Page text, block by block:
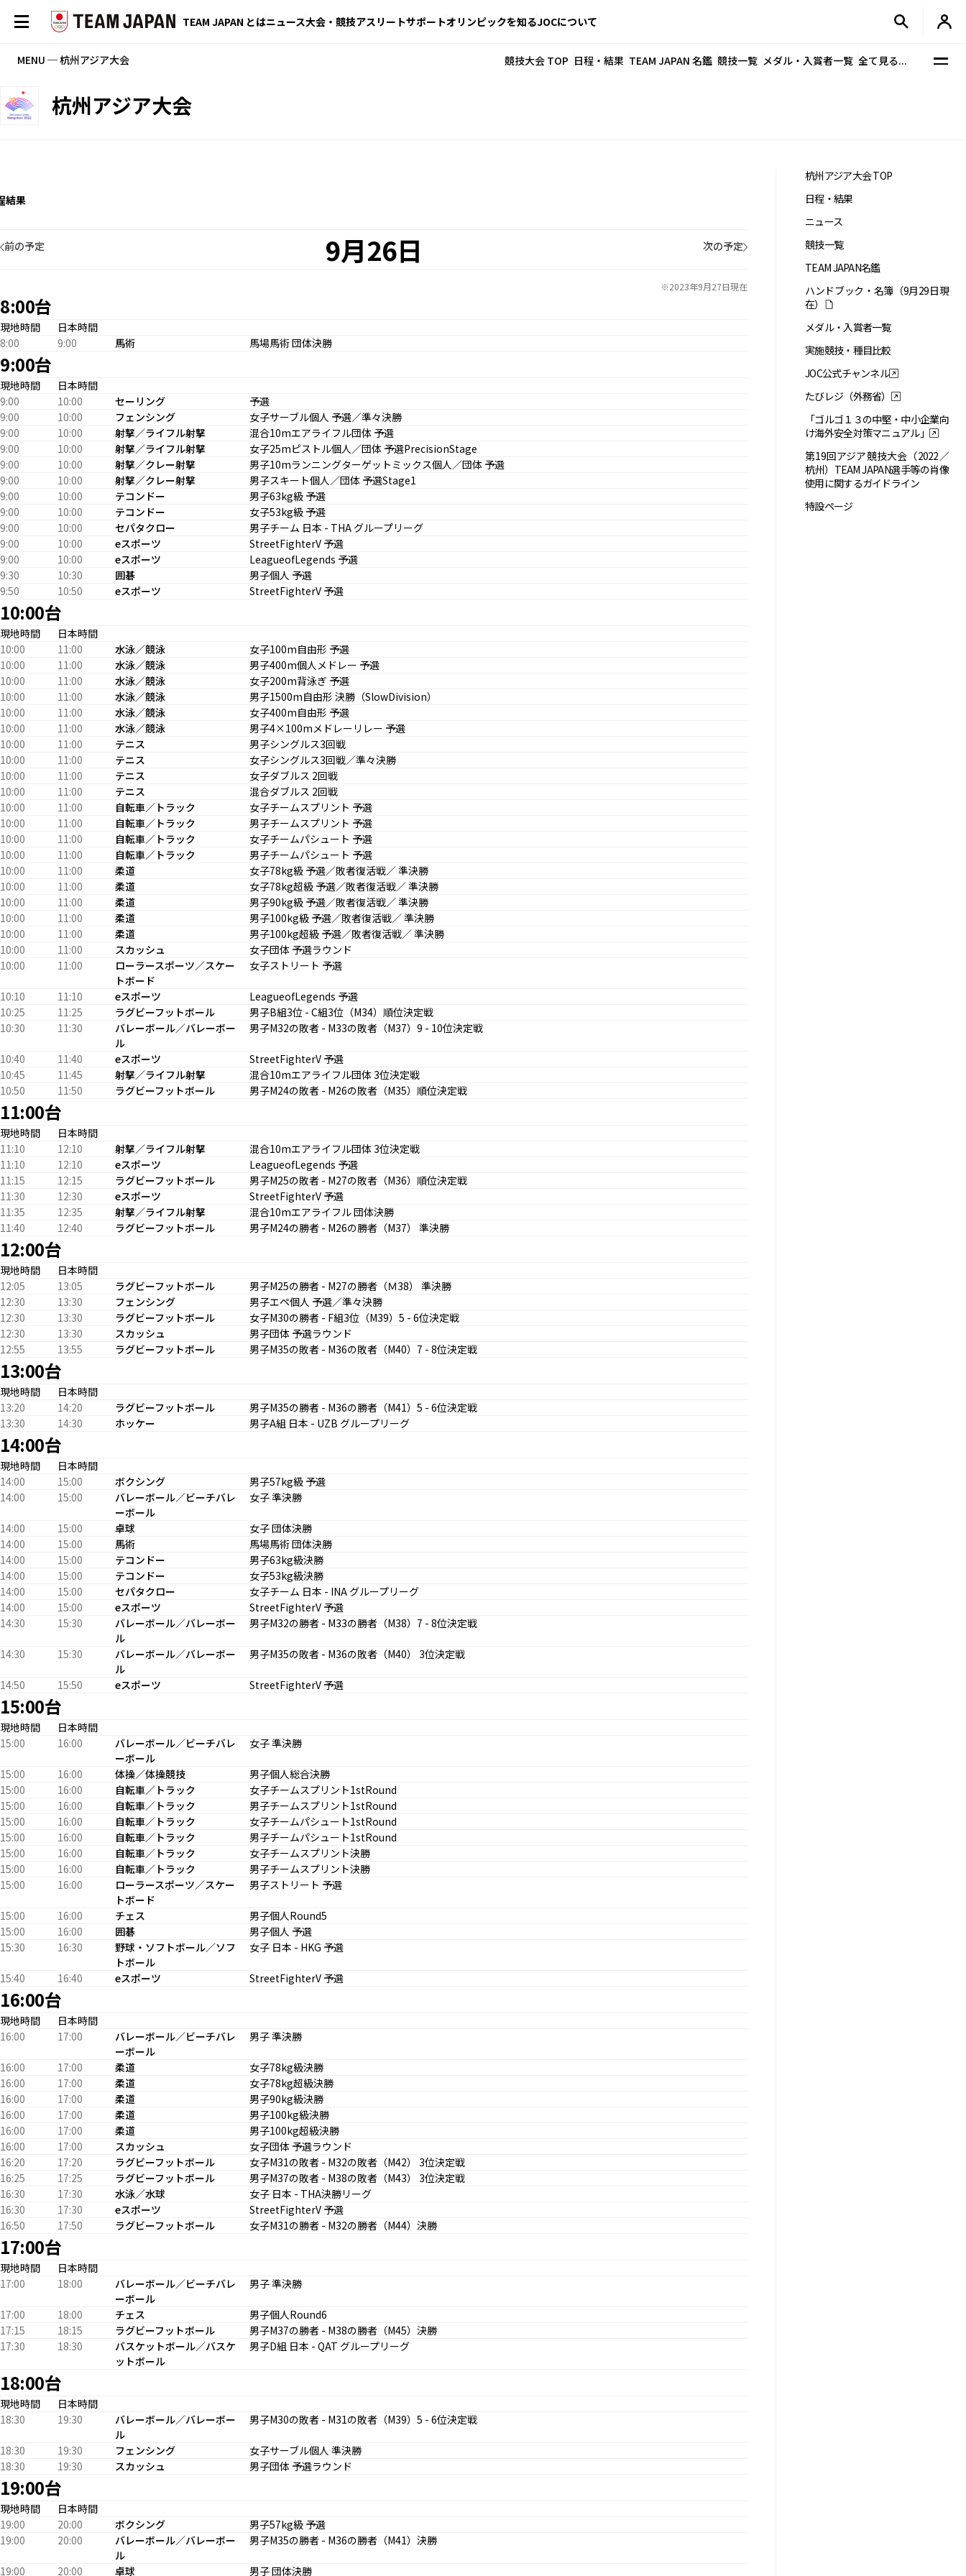
TEAM JAPAN とはニュース大会・競技アスリートサポートオリンピックを知るJOCについて
MENU ─ 杭州アジア大会 競技大会 TOP 日程・結果 TEAM JAPAN 名鑑 競技一覧 メダル・入賞者一覧 全て見る...
杭州アジア大会
結果
9月26日
前の予定 次の予定
※2023年9月27日現在
8:00台
現地時間
日本時間
8:00
9:00 馬術 馬場馬術 団体決勝
9:00台
現地時間
日本時間
9:00
10:00 セーリング
予選
9:00
10:00 フェンシング
女子サーブル個人 予選／準々決勝
9:00
10:00 射撃／ライフル射撃
混合10mエアライフル団体 予選
9:00
10:00 射撃／ライフル射撃
女子25mピストル個人／団体 予選PrecisionStage
9:00
10:00 射撃／クレー射撃
男子10mランニングターゲットミックス個人／団体 予選
9:00
10:00 射撃／クレー射撃
男子スキート個人／団体 予選Stage1
9:00
10:00 テコンドー
男子63kg級 予選
9:00
10:00 テコンドー
女子53kg級 予選
9:00
10:00 セパタクロー
男子チーム 日本 - THA グループリーグ
9:00
10:00 eスポーツ
StreetFighterV 予選
9:00
10:00 eスポーツ
LeagueofLegends 予選
9:30
10:30 囲碁
男子個人 予選
9:50
10:50 eスポーツ StreetFighterV 予選
10:00台
現地時間
日本時間
10:00
11:00 水泳／競泳
女子100m自由形 予選
10:00
11:00 水泳／競泳
男子400m個人メドレー 予選
10:00
11:00 水泳／競泳
女子200m背泳ぎ 予選
10:00
11:00 水泳／競泳
男子1500m自由形 決勝（SlowDivision）
10:00
11:00 水泳／競泳
女子400m自由形 予選
10:00
11:00 水泳／競泳
男子4×100mメドレーリレー 予選
10:00
11:00 テニス
男子シングルス3回戦
10:00
11:00 テニス
女子シングルス3回戦／準々決勝
10:00
11:00 テニス
女子ダブルス 2回戦
10:00
11:00 テニス
混合ダブルス 2回戦
10:00
11:00 自転車／トラック
女子チームスプリント 予選
10:00
11:00 自転車／トラック
男子チームスプリント 予選
10:00
11:00 自転車／トラック
女子チームパシュート 予選
10:00
11:00 自転車／トラック
男子チームパシュート 予選
10:00
11:00 柔道
女子78kg級 予選／敗者復活戦／ 準決勝
10:00
11:00 柔道
女子78kg超級 予選／敗者復活戦／ 準決勝
10:00
11:00 柔道
男子90kg級 予選／敗者復活戦／ 準決勝
10:00
11:00 柔道
男子100kg級 予選／敗者復活戦／ 準決勝
10:00
11:00 柔道
男子100kg超級 予選／敗者復活戦／ 準決勝
10:00
11:00 スカッシュ
女子団体 予選ラウンド
10:00
11:00
ローラースポーツ／スケー
トボード
女子ストリート 予選
10:10 11:10 eスポーツ
LeagueofLegends 予選
10:25
11:25 ラグビーフットボール
男子B組3位 - C組3位（M34）順位決定戦
10:30
11:30
バレーボール／バレーボー
ル
男子M32の敗者 - M33の敗者（M37）9 - 10位決定戦
10:40 11:40 eスポーツ
StreetFighterV 予選
10:45
11:45 射撃／ライフル射撃
混合10mエアライフル団体 3位決定戦
10:50
11:50 ラグビーフットボール 男子M24の敗者 - M26の敗者（M35）順位決定戦
11:00台
現地時間
日本時間
11:10
12:10 射撃／ライフル射撃
混合10mエアライフル団体 3位決定戦
11:10
12:10 eスポーツ
LeagueofLegends 予選
11:15
12:15 ラグビーフットボール
男子M25の敗者 - M27の敗者（M36）順位決定戦
11:30
12:30 eスポーツ
StreetFighterV 予選
11:35
12:35 射撃／ライフル射撃
混合10mエアライフル 団体決勝
11:40
12:40 ラグビーフットボール 男子M24の勝者 - M26の勝者（M37） 準決勝
12:00台
現地時間
日本時間
12:05
13:05 ラグビーフットボール
男子M25の勝者 - M27の勝者（Ｍ38） 準決勝
12:30
13:30 フェンシング
男子エペ個人 予選／準々決勝
12:30
13:30 ラグビーフットボール
女子M30の勝者 - F組3位（M39）5 - 6位決定戦
12:30
13:30 スカッシュ
男子団体 予選ラウンド
12:55
13:55 ラグビーフットボール 男子M35の敗者 - M36の敗者（M40）7 - 8位決定戦
13:00台
現地時間
日本時間
13:20
14:20 ラグビーフットボール
男子M35の勝者 - M36の勝者（M41）5 - 6位決定戦
13:30
14:30 ホッケー 男子A組 日本 - UZB グループリーグ
14:00台
現地時間
日本時間
14:00
15:00 ボクシング
男子57kg級 予選
14:00
15:00
バレーボール／ビーチバレ
ーボール
女子 準決勝
14:00 15:00 卓球
女子 団体決勝
14:00
15:00 馬術
馬場馬術 団体決勝
14:00
15:00 テコンドー
男子63kg級決勝
14:00
15:00 テコンドー
女子53kg級決勝
14:00
15:00 セパタクロー
女子チーム 日本 - INA グループリーグ
14:00
15:00 eスポーツ
StreetFighterV 予選
14:30
15:30
バレーボール／バレーボー
ル
男子M32の勝者 - M33の勝者（M38）7 - 8位決定戦
14:30 15:30
バレーボール／バレーボー
ル
男子M35の敗者 - M36の敗者（M40） 3位決定戦
14:50 15:50 eスポーツ StreetFighterV 予選
15:00台
現地時間
日本時間
15:00
16:00
バレーボール／ビーチバレ
ーボール
女子 準決勝
15:00 16:00 体操／体操競技
男子個人総合決勝
15:00
16:00 自転車／トラック
女子チームスプリント1stRound
15:00
16:00 自転車／トラック
男子チームスプリント1stRound
15:00
16:00 自転車／トラック
女子チームパシュート1stRound
15:00
16:00 自転車／トラック
男子チームパシュート1stRound
15:00
16:00 自転車／トラック
女子チームスプリント決勝
15:00
16:00 自転車／トラック
男子チームスプリント決勝
15:00
16:00
ローラースポーツ／スケー
トボード
男子ストリート 予選
15:00 16:00 チェス
男子個人Round5
15:00
16:00 囲碁
男子個人 予選
15:30
16:30
野球・ソフトボール／ソフ
トボール
女子 日本 - HKG 予選
15:40 16:40 eスポーツ StreetFighterV 予選
16:00台
現地時間
日本時間
16:00
17:00
バレーボール／ビーチバレ
ーボール
男子 準決勝
16:00 17:00 柔道
女子78kg級決勝
16:00
17:00 柔道
女子78kg超級決勝
16:00
17:00 柔道
男子90kg級決勝
16:00
17:00 柔道
男子100kg級決勝
16:00
17:00 柔道
男子100kg超級決勝
16:00
17:00 スカッシュ
女子団体 予選ラウンド
16:20
17:20 ラグビーフットボール
女子M31の敗者 - M32の敗者（M42） 3位決定戦
16:25
17:25 ラグビーフットボール
男子M37の敗者 - M38の敗者（M43） 3位決定戦
16:30
17:30 水泳／水球
女子 日本 - THA決勝リーグ
16:30
17:30 eスポーツ
StreetFighterV 予選
16:50
17:50 ラグビーフットボール 女子M31の勝者 - M32の勝者（M44）決勝
17:00台
現地時間
日本時間
17:00
18:00
バレーボール／ビーチバレ
ーボール
男子 準決勝
17:00 18:00 チェス
男子個人Round6
17:15
18:15 ラグビーフットボール
男子M37の勝者 - M38の勝者（M45）決勝
17:30
18:30
バスケットボール／バスケ
ットボール
男子D組 日本 - QAT グループリーグ
18:00台
現地時間
日本時間
18:30
19:30
バレーボール／バレーボー
ル
男子M30の敗者 - M31の敗者（M39）5 - 6位決定戦
18:30 19:30 フェンシング
女子サーブル個人 準決勝
18:30
19:30 スカッシュ 男子団体 予選ラウンド
19:00台
現地時間
日本時間
19:00
20:00 ボクシング
男子57kg級 予選
19:00
20:00
バレーボール／バレーボー
ル
男子M35の勝者 - M36の勝者（M41）決勝
19:00 20:00 卓球 男子 団体決勝
杭州アジア大会 TOP
日程・結果
ニュース
競技一覧
TEAM JAPAN名鑑
ハンドブック・名簿（9月29日現
在）
メダル・入賞者一覧
実施競技・種目比較
JOC公式チャンネル
たびレジ（外務省）
「ゴルゴ１３の中堅・中小企業向
け海外安全対策マニュアル」
第19回アジア競技大会（2022／
杭州）TEAM JAPAN選手等の肖像
使用に関するガイドライン
特設ページ